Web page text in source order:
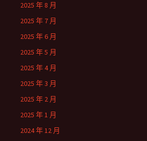
2025 年 8 月
2025 年 7 月
2025 年 6 月
2025 年 5 月
2025 年 4 月
2025 年 3 月
2025 年 2 月
2025 年 1 月
2024 年 12 月